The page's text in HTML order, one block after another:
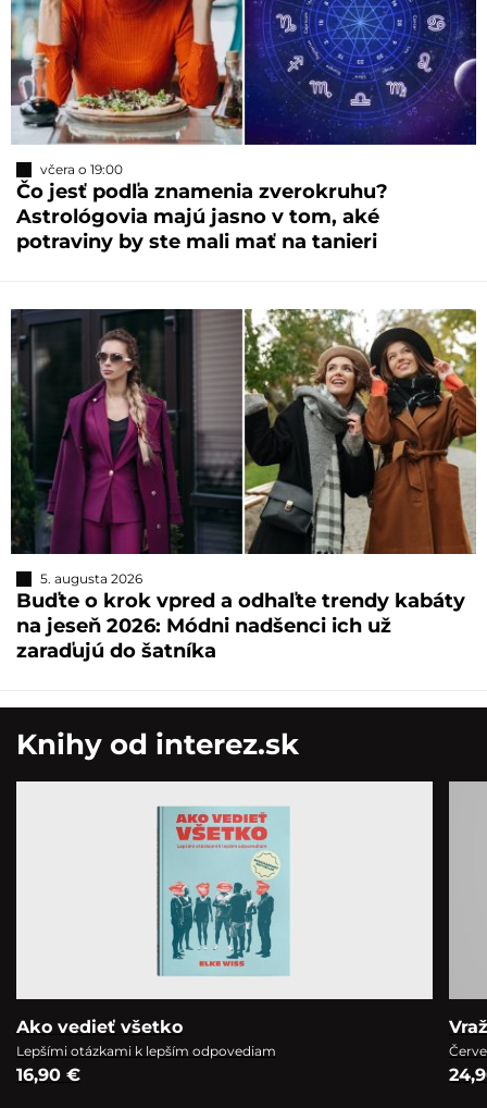
včera o 19:00
Čo jesť podľa znamenia zverokruhu?
Astrológovia majú jasno v tom, aké
potraviny by ste mali mať na tanieri
5. augusta 2026
Buďte o krok vpred a odhaľte trendy kabáty
na jeseň 2026: Módni nadšenci ich už
zaraďujú do šatníka
Knihy od interez.sk
Ako vedieť všetko
Lepšími otázkami k lepším odpovediam
16,90 €